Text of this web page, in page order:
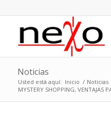
Noticias
Usted está aquí: Inicio / Noticias
MYSTERY SHOPPING, VENTAJAS